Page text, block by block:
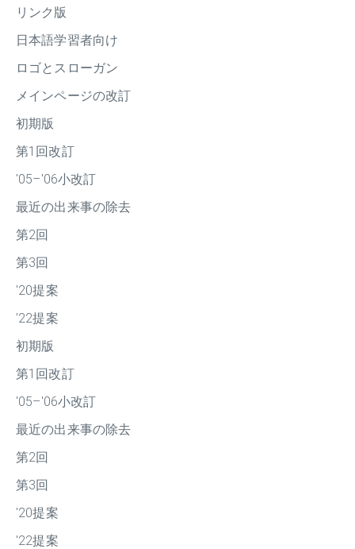
リンク版
日本語学習者向け
ロゴとスローガン
メインページの改訂
初期版
第1回改訂
'05–'06小改訂
最近の出来事の除去
第2回
第3回
'20提案
'22提案
初期版
第1回改訂
'05–'06小改訂
最近の出来事の除去
第2回
第3回
'20提案
'22提案